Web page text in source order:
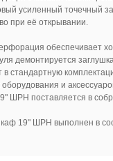
усиленный точечный
при её открывании.
обеспечивает
демонтируется
стандартную
и
ШРН поставляется в
19" ШРН выполнен в